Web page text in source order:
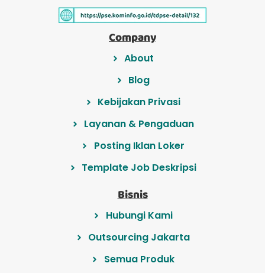
Company
About
Blog
Kebijakan Privasi
Layanan & Pengaduan
Posting Iklan Loker
Template Job Deskripsi
Bisnis
Hubungi Kami
Outsourcing Jakarta
Semua Produk